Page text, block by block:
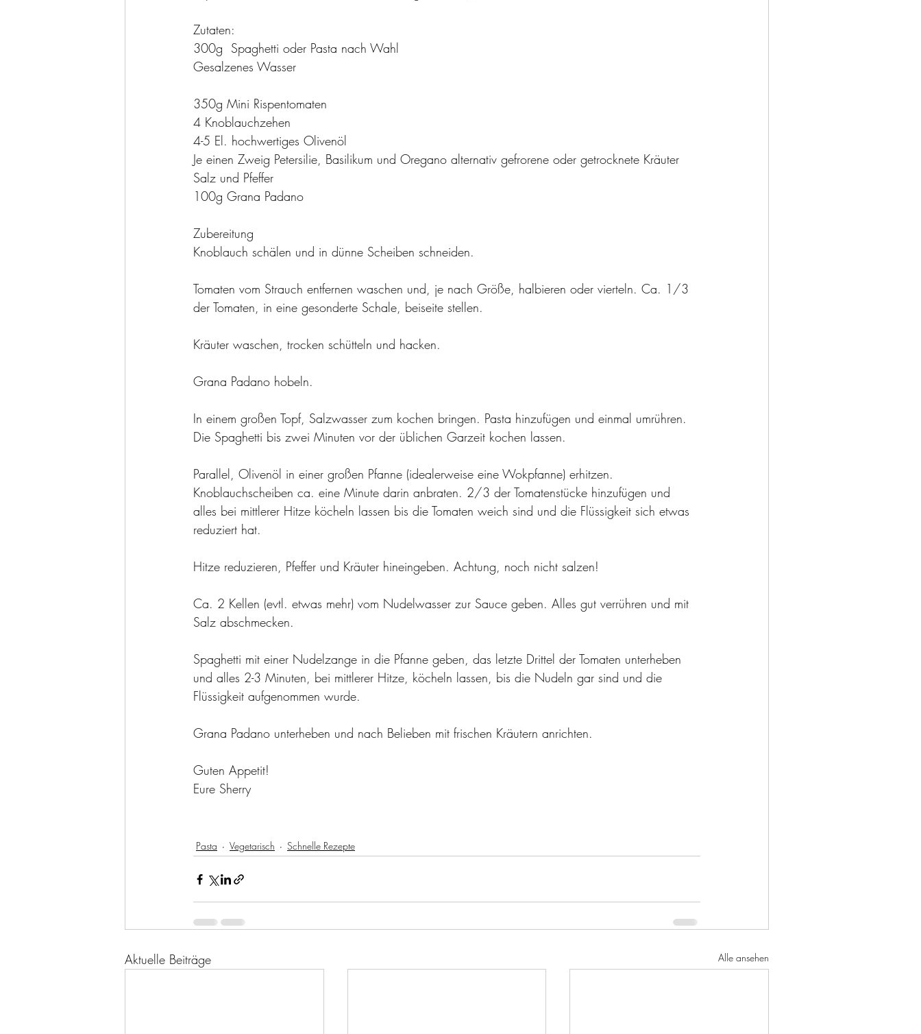
Zutaten:
300g  Spaghetti oder Pasta nach Wahl
Gesalzenes Wasser
350g Mini Rispentomaten
4 Knoblauchzehen
4-5 El. hochwertiges Olivenöl
Je einen Zweig Petersilie, Basilikum und Oregano alternativ gefrorene oder getrocknete Kräuter
Salz und Pfeffer
100g Grana Padano
Zubereitung
Knoblauch schälen und in dünne Scheiben schneiden.
Tomaten vom Strauch entfernen waschen und, je nach Größe, halbieren oder vierteln. Ca. 1/3
der Tomaten, in eine gesonderte Schale, beiseite stellen.
Kräuter waschen, trocken schütteln und hacken.
Grana Padano hobeln.
In einem großen Topf, Salzwasser zum kochen bringen. Pasta hinzufügen und einmal umrühren.
Die Spaghetti bis zwei Minuten vor der üblichen Garzeit kochen lassen.
Parallel, Olivenöl in einer großen Pfanne (idealerweise eine Wokpfanne) erhitzen.
Knoblauchscheiben ca. eine Minute darin anbraten. 2/3 der Tomatenstücke hinzufügen und
alles bei mittlerer Hitze köcheln lassen bis die Tomaten weich sind und die Flüssigkeit sich etwas
reduziert hat.
Hitze reduzieren, Pfeffer und Kräuter hineingeben. Achtung, noch nicht salzen!
Ca. 2 Kellen (evtl. etwas mehr) vom Nudelwasser zur Sauce geben. Alles gut verrühren und mit
Salz abschmecken.
Spaghetti mit einer Nudelzange in die Pfanne geben, das letzte Drittel der Tomaten unterheben
und alles 2-3 Minuten, bei mittlerer Hitze, köcheln lassen, bis die Nudeln gar sind und die
Flüssigkeit aufgenommen wurde.
Grana Padano unterheben und nach Belieben mit frischen Kräutern anrichten.
Guten Appetit!
Eure Sherry
Pasta Vegetarisch Schnelle Rezepte
Aktuelle Beiträge Alle ansehen